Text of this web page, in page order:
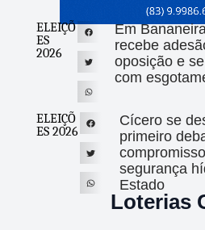
ELEIÇÕ
ES
2026
Em
recebe
oposição e
com
ELEIÇÕ
ES 2026
Cícero se
primeiro
segurança
Estado
Loterias